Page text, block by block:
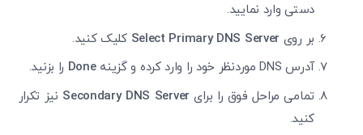
دستی وارد نمایید.
بر روی Select Primary DNS Server کلیک کنید.
آدرس DNS موردنظر خود را وارد کرده و گزینه
Done را بزنید.
تمامی مراحل فوق را برای Secondary DNS Server نیز تکرار
کنید.